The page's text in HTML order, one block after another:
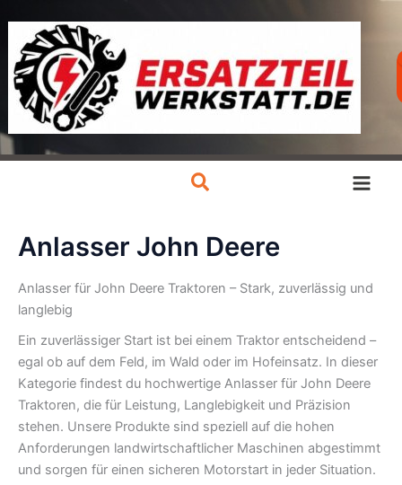
springen
Anlasser John Deere
Anlasser für John Deere Traktoren – Stark, zuverlässig und
langlebig
Ein zuverlässiger Start ist bei einem Traktor entscheidend –
egal ob auf dem Feld, im Wald oder im Hofeinsatz. In dieser
Kategorie findest du hochwertige Anlasser für John Deere
Traktoren, die für Leistung, Langlebigkeit und Präzision
stehen. Unsere Produkte sind speziell auf die hohen
Anforderungen landwirtschaftlicher Maschinen abgestimmt
und sorgen für einen sicheren Motorstart in jeder Situation.